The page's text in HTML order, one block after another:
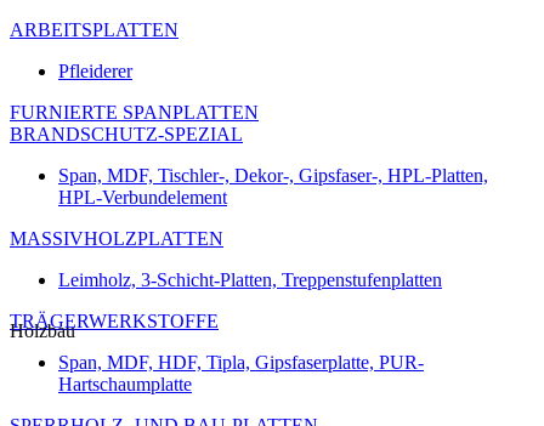
ARBEITSPLATTEN
Pfleiderer
FURNIERTE SPANPLATTEN
BRANDSCHUTZ-SPEZIAL
Span, MDF, Tischler-, Dekor-, Gipsfaser-, HPL-Platten,
HPL-Verbundelement
MASSIVHOLZPLATTEN
Leimholz, 3-Schicht-Platten, Treppenstufenplatten
TRÄGERWERKSTOFFE
Span, MDF, HDF, Tipla, Gipsfaserplatte, PUR-
Hartschaumplatte
Holzbau